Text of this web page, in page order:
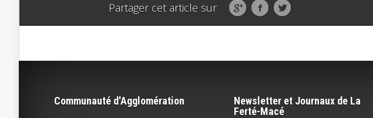
Partager cet article sur
Communauté d'Agglomération
Newsletter et Journaux de La
Ferté-Macé